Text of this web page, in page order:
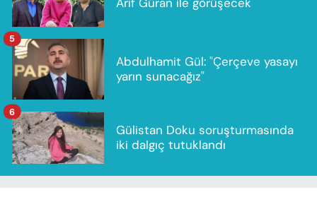
Abdulhamit Gül: "Çerçeve yasayı
yarın sunacağız"
5
Gülistan Doku soruşturmasında
iki dalgıç tutuklandı
6